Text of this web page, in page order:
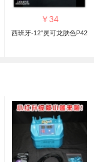
￥34
西班牙-12"灵可龙肤色P42